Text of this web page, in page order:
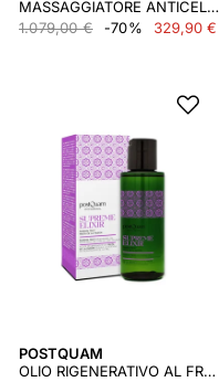
MASSAGGIATORE ANTICELLULITE
1.079,00 €
-70% 329,90 €
POSTQUAM
OLIO RIGENERATIVO AL FRUTTO DELLA PASSIONE - 100 ML.